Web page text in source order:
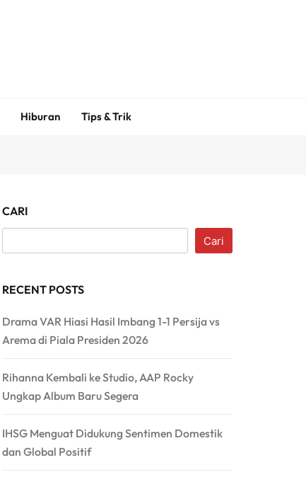
Hiburan Tips & Trik
CARI
Cari
RECENT POSTS
Drama VAR Hiasi Hasil Imbang 1-1 Persija vs
Arema di Piala Presiden 2026
Rihanna Kembali ke Studio, AAP Rocky
Ungkap Album Baru Segera
IHSG Menguat Didukung Sentimen Domestik
dan Global Positif